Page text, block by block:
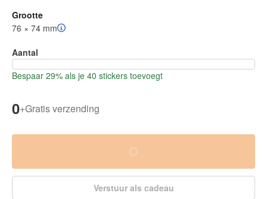
Grootte
76 × 74 mm
Aantal
Bespaar 29% als je 40 stickers toevoegt
0+Gratis verzending
Verstuur als cadeau